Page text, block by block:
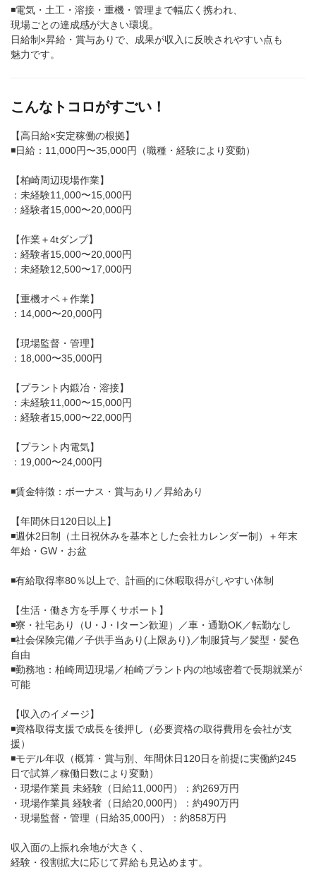
◾️電気・土工・溶接・重機・管理まで幅広く携われ、
現場ごとの達成感が大きい環境。
日給制×昇給・賞与ありで、成果が収入に反映されやすい点も
魅力です。
こんなトコロがすごい！
【高日給×安定稼働の根拠】
◾️日給：11,000円〜35,000円（職種・経験により変動）
【柏崎周辺現場作業】
：未経験11,000〜15,000円
：経験者15,000〜20,000円
【作業＋4tダンプ】
：経験者15,000〜20,000円
：未経験12,500〜17,000円
【重機オペ＋作業】
：14,000〜20,000円
【現場監督・管理】
：18,000〜35,000円
【プラント内鍛冶・溶接】
：未経験11,000〜15,000円
：経験者15,000〜22,000円
【プラント内電気】
：19,000〜24,000円
◾️賃金特徴：ボーナス・賞与あり／昇給あり
【年間休日120日以上】
◾️週休2日制（土日祝休みを基本とした会社カレンダー制）＋年末
年始・GW・お盆
◾️有給取得率80％以上で、計画的に休暇取得がしやすい体制
【生活・働き方を手厚くサポート】
◾️寮・社宅あり（U・J・Iターン歓迎）／車・通勤OK／転勤なし
◾️社会保険完備／子供手当あり(上限あり)／制服貸与／髪型・髪色
自由
◾️勤務地：柏崎周辺現場／柏崎プラント内の地域密着で長期就業が
可能
【収入のイメージ】
◾️資格取得支援で成長を後押し（必要資格の取得費用を会社が支
援）
◾️モデル年収（概算・賞与別、年間休日120日を前提に実働約245
日で試算／稼働日数により変動）
・現場作業員 未経験（日給11,000円）：約269万円
・現場作業員 経験者（日給20,000円）：約490万円
・現場監督・管理（日給35,000円）：約858万円
収入面の上振れ余地が大きく、
経験・役割拡大に応じて昇給も見込めます。